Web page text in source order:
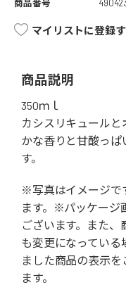
商品番号
マイリストに登録
商品説明
350ｍｌ
カシスリキュール
かな香りと甘酸っ
す。
※写真はイメージで
ます。※パッケージ
ございます。また
も変更になっている
ました商品の表示
ます。